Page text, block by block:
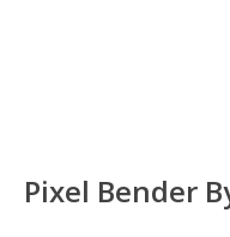
Pixel Bender